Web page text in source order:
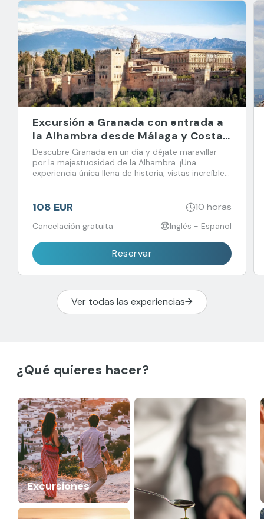
Excursión a Granada con entrada a
la Alhambra desde Málaga y Costa
del Sol
Descubre Granada en un día y déjate maravillar
por la majestuosidad de la Alhambra. ¡Una
experiencia única llena de historia, vistas increíbles
108 EUR 10 horas
Cancelación gratuita Inglés - Español
Reservar
Ver todas las experiencias
¿Qué quieres hacer?
Excursiones